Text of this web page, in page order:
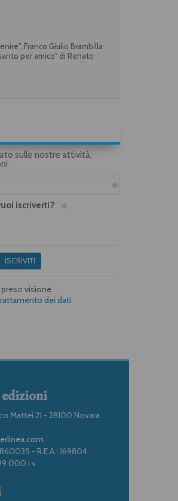
Franco Giulio Brambilla
per amico" di Renato
sulle nostre attività,
iscriverti?
ISCRIVITI
visione
dei dati
Mattei 21 - 28100 Novara
- R.E.A.: 169804
i.v